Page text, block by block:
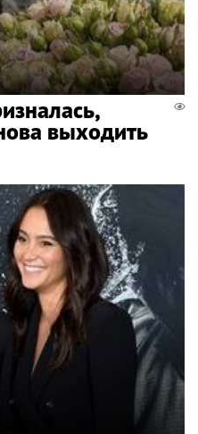
выходить